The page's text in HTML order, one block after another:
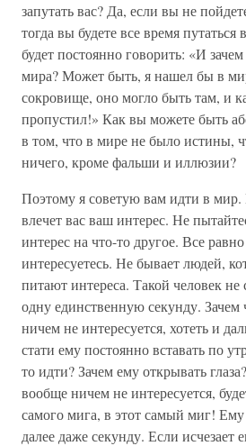
запутать вас? Да, если вы не
тогда вы будете все время
будет постоянно говорить: «И
мира? Может быть, я нашел бы в
сокровище, оно могло быть там, и
пропустил!» Как вы можете быть
в том, что в мире не было истины,
ничего, кроме фальши и иллюзии?
Поэтому я советую вам идти в мир.
влечет вас ваш интерес. Не
интерес на что-то другое. Все
интересуетесь. Не бывает людей,
питают интереса. Такой человек
одну единственную секунду. Зачем
ничем не интересуется, хотеть и
стати ему постоянно вставать по
то идти? Зачем ему открывать
вообще ничем не интересуется,
самого мига, в этот самый миг!
далее даже секунду. Если исчезает